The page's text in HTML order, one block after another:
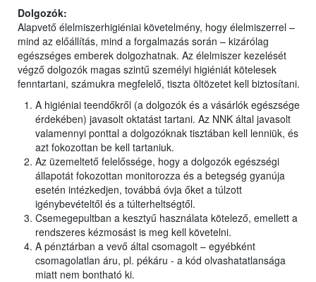
Dolgozók:
Alapvető élelmiszerhigiéniai követelmény, hogy élelmiszerrel –
mind az előállítás, mind a forgalmazás során – kizárólag
egészséges emberek dolgozhatnak. Az élelmiszer kezelését
végző dolgozók magas szintű személyi higiéniát kötelesek
fenntartani, számukra megfelelő, tiszta öltözetet kell biztosítani.
A higiéniai teendőkről (a dolgozók és a vásárlók egészsége
érdekében) javasolt oktatást tartani. Az NNK által javasolt
valamennyi ponttal a dolgozóknak tisztában kell lenniük, és
azt fokozottan be kell tartaniuk.
Az üzemeltető felelőssége, hogy a dolgozók egészségi
állapotát fokozottan monitorozza és a betegség gyanúja
esetén intézkedjen, továbbá óvja őket a túlzott
igénybevételtől és a túlterheltségtől.
Csemegepultban a kesztyű használata kötelező, emellett a
rendszeres kézmosást is meg kell követelni.
A pénztárban a vevő által csomagolt – egyébként
csomagolatlan áru, pl. pékáru - a kód olvashatatlansága
miatt nem bontható ki.